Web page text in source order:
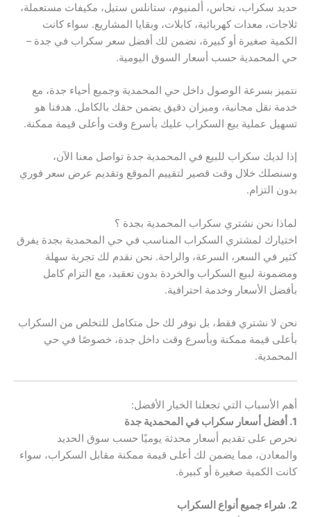
حديد سكراب، نحاس، ألمنيوم، ستانلس ستيل، مكيفات مستعملة،
ثلاجات، معدات كهربائية، كابلات، وبقايا المشاريع. سواء كانت
الكمية صغيرة أو كبيرة، نضمن لك أفضل سعر سكراب في جدة –
حي المحمدية حسب أسعار السوق اليومية.
نتميز بسرعة الوصول داخل حي المحمدية وجميع أحياء جدة، مع
خدمة نقل مجانية، وميزان دقيق يضمن حقك بالكامل. هدفنا هو
تسهيل عملية بيع السكراب عليك بأسرع وقت وأعلى قيمة ممكنة.
إذا لديك سكراب للبيع في المحمدية جدة تواصل معنا الآن،
وسنصلك خلال وقت قصير لتقييم الموقع وتقديم عرض سعر فوري
بدون التزام.
لماذا نحن نشتري سكراب المحمدية بجدة ؟
اختيارك لمشتري السكراب المناسب في حي المحمدية بجدة يفرق
كثير في السعر، السرعة، والراحة. نحن نقدم لك تجربة سهلة
ومضمونة لبيع السكراب والخردة بدون تعقيد، مع التزام كامل
بأفضل الأسعار وخدمة احترافية.
نحن لا نشتري فقط، بل نوفر لك حل متكامل للتخلص من السكراب
بأعلى قيمة ممكنة وبأسرع وقت داخل جدة، خصوصًا في حي
المحمدية.
أهم الأسباب التي تجعلنا الخيار الأفضل:
1. أفضل أسعار سكراب في المحمدية جدة
نحرص على تقديم أسعار محدثة يوميًا حسب سوق الحديد
والمعادن، مما يضمن لك أعلى قيمة ممكنة مقابل السكراب، سواء
كانت الكمية صغيرة أو كبيرة.
2. شراء جميع أنواع السكراب